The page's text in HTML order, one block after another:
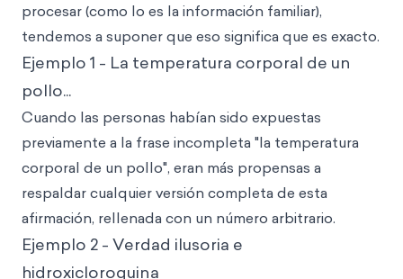
procesar (como lo es la información familiar),
tendemos a suponer que eso significa que es exacto.
Ejemplo 1 - La temperatura corporal de un
pollo...
Cuando las personas habían sido expuestas
previamente a la frase incompleta "la temperatura
corporal de un pollo", eran más propensas a
respaldar cualquier versión completa de esta
afirmación, rellenada con un número arbitrario.
Ejemplo 2 - Verdad ilusoria e
hidroxicloroquina